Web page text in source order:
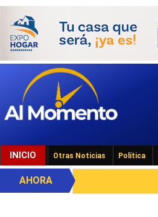
INICIO Otras Noticias Política
AHORA